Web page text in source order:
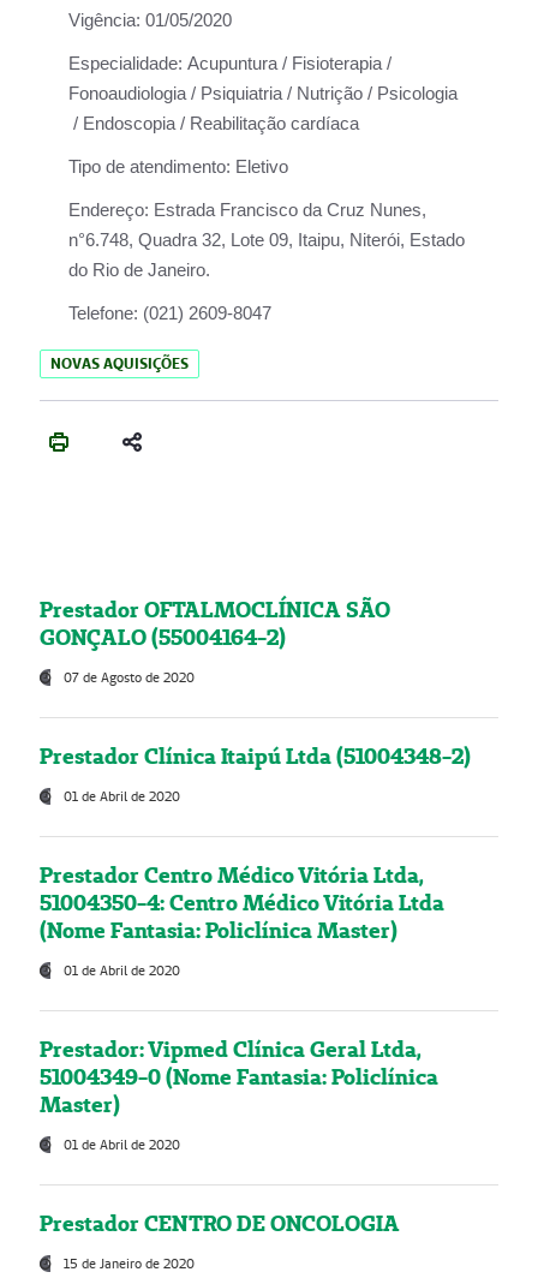
Vigência: 01/05/2020
Especialidade: Acupuntura / Fisioterapia /
Fonoaudiologia / Psiquiatria / Nutrição / Psicologia
/ Endoscopia / Reabilitação cardíaca
Tipo de atendimento: Eletivo
Endereço: Estrada Francisco da Cruz Nunes,
n°6.748, Quadra 32, Lote 09, Itaipu, Niterói, Estado
do Rio de Janeiro.
Telefone: (021) 2609-8047
NOVAS AQUISIÇÕES
Prestador OFTALMOCLÍNICA SÃO
GONÇALO (55004164-2)
07 de Agosto de 2020
Prestador Clínica Itaipú Ltda (51004348-2)
01 de Abril de 2020
Prestador Centro Médico Vitória Ltda,
51004350-4: Centro Médico Vitória Ltda
(Nome Fantasia: Policlínica Master)
01 de Abril de 2020
Prestador: Vipmed Clínica Geral Ltda,
51004349-0 (Nome Fantasia: Policlínica
Master)
01 de Abril de 2020
Prestador CENTRO DE ONCOLOGIA
15 de Janeiro de 2020